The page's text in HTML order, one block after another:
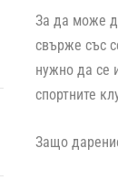
За да може
свърже със
нужно да се
спортните
Защо